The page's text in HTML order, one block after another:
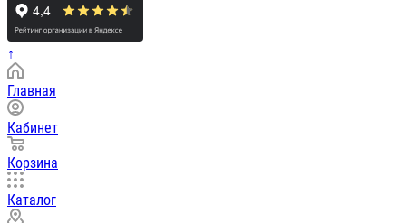
↑
Главная
Кабинет
Корзина
Каталог